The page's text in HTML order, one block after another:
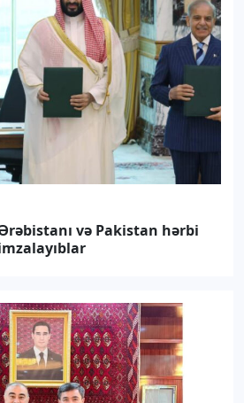
və Pakistan hərbi